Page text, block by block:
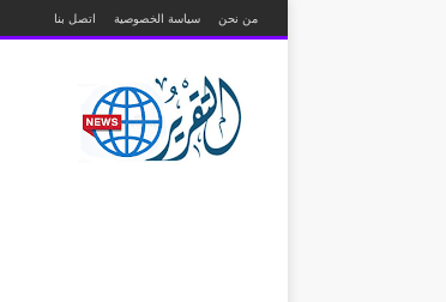
من نحن سياسة الخصوصية اتصل بنا